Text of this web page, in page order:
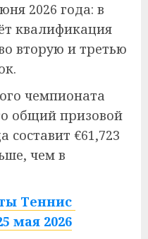
2026 года: в
квалификация
вторую и третью
чемпионата
общий призовой
составит €61,723
чем в
Теннис
мая 2026